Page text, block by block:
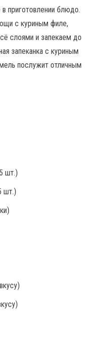
приготовлении блюдо.
с куриным филе,
слоями и запекаем до
запеканка с куриным
послужит отличным
шт.)
шт.)